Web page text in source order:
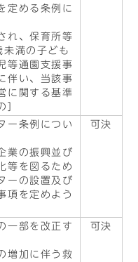
定める条例に
れ、保育所等
満の子ども
等通園支援事
伴い、当該事
に関する基準
］
ー条例につい
業の振興並び
等を図るため
ーの設置及び
項を定めよう
可決
一部を改正す
増加に伴う救
可決